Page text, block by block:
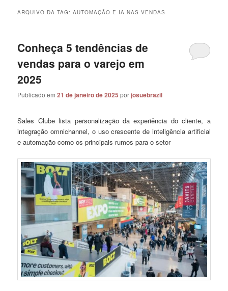
ARQUIVO DA TAG:AUTOMAÇÃO E IA NAS VENDAS
Conheça 5 tendências de
vendas para o varejo em
2025
Publicado em21 de janeiro de 2025 porjosuebrazil
Sales Clube lista personalização da experiência do cliente, a
integração omnichannel, o uso crescente de inteligência artificial
e automação como os principais rumos para o setor